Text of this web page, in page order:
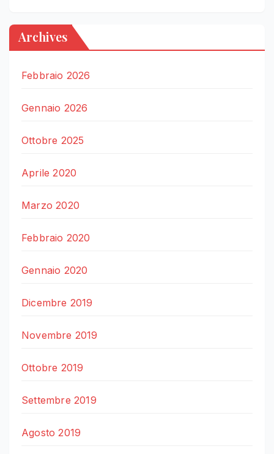
Archives
Febbraio 2026
Gennaio 2026
Ottobre 2025
Aprile 2020
Marzo 2020
Febbraio 2020
Gennaio 2020
Dicembre 2019
Novembre 2019
Ottobre 2019
Settembre 2019
Agosto 2019